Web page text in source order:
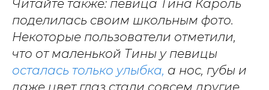
Читайте также: певица Тина Кароль
поделилась своим школьным фото.
Некоторые пользователи отметили,
что от маленькой Тины у певицы
осталась только улыбка, а нос, губы и
даже цвет глаз стали совсем другие.